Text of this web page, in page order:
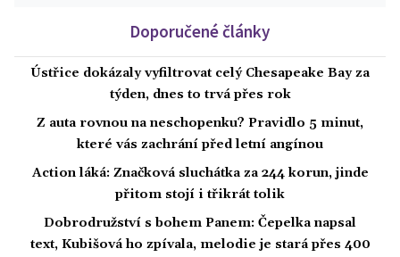
Doporučené články
Ústřice dokázaly vyfiltrovat celý Chesapeake Bay za
týden, dnes to trvá přes rok
Z auta rovnou na neschopenku? Pravidlo 5 minut,
které vás zachrání před letní angínou
Action láká: Značková sluchátka za 244 korun, jinde
přitom stojí i třikrát tolik
Dobrodružství s bohem Panem: Čepelka napsal
text, Kubišová ho zpívala, melodie je stará přes 400